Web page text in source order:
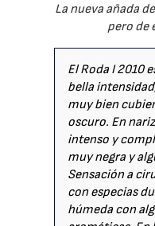
La nueva añada
pero de
El Roda I 2010
bella
muy bien
oscuro. En
intenso y
muy negra y
Sensación a
con especias
húmeda con